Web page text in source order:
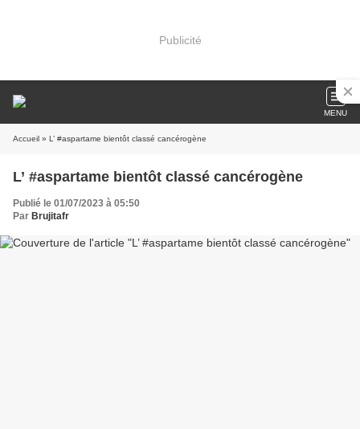
Publicité
MENU
Accueil » L’ #aspartame bientôt classé cancérogène
L’ #aspartame bientôt classé cancérogène
Publié le 01/07/2023 à 05:50
Par Brujitafr